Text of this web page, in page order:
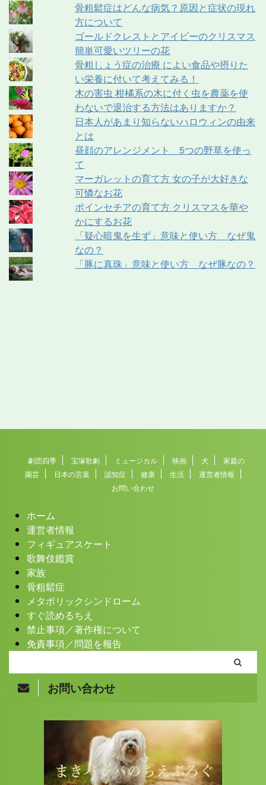
骨粗鬆症はどんな病気？原因と症状の現れ
方について
ゴールドクレストとアイビーのクリスマス
簡単可愛いツリーの花
骨粗しょう症の治療 によい食品や摂りた
い栄養に付いて考えてみる！
木の害虫 柑橘系の木に付く虫を農薬を使
わないで退治する方法はありますか？
日本人があまり知らないハロウィンの由来
とは
昼顔のアレンジメント 5つの野草を使っ
て
マーガレットの育て方 女の子が大好きな
可憐なお花
ポインセチアの育て方 クリスマスを華や
かにするお花
「疑心暗鬼を生ず」意味と使い方 なぜ鬼
なの？
「豚に真珠」意味と使い方 なぜ豚なの？
劇団四季 宝塚歌劇 ミュージカル 映画 犬
家庭の
園芸
日本の言葉 認知症 健康 生活
運営者情報
お問い合わせ
ホーム
運営者情報
フィギュアスケート
歌舞伎鑑賞
家族
骨粗鬆症
メタボリックシンドローム
すぐ読めるちえ
禁止事項／著作権について
免責事項／問題を報告
お問い合わせ
Copyright© まきバッパのちえぶろぐ , 2026 All Rights
Reserved.